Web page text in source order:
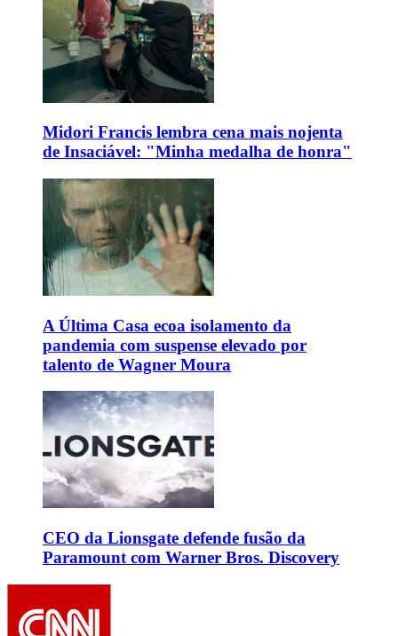
Midori Francis lembra cena mais nojenta
de Insaciável: "Minha medalha de honra"
A Última Casa ecoa isolamento da
pandemia com suspense elevado por
talento de Wagner Moura
CEO da Lionsgate defende fusão da
Paramount com Warner Bros. Discovery